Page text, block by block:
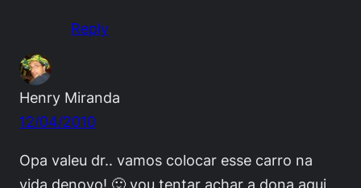
Reply
Henry Miranda
12/04/2010
Opa valeu dr.. vamos colocar esse carro na
vida denovo! 🙂 vou tentar achar a dona aqui